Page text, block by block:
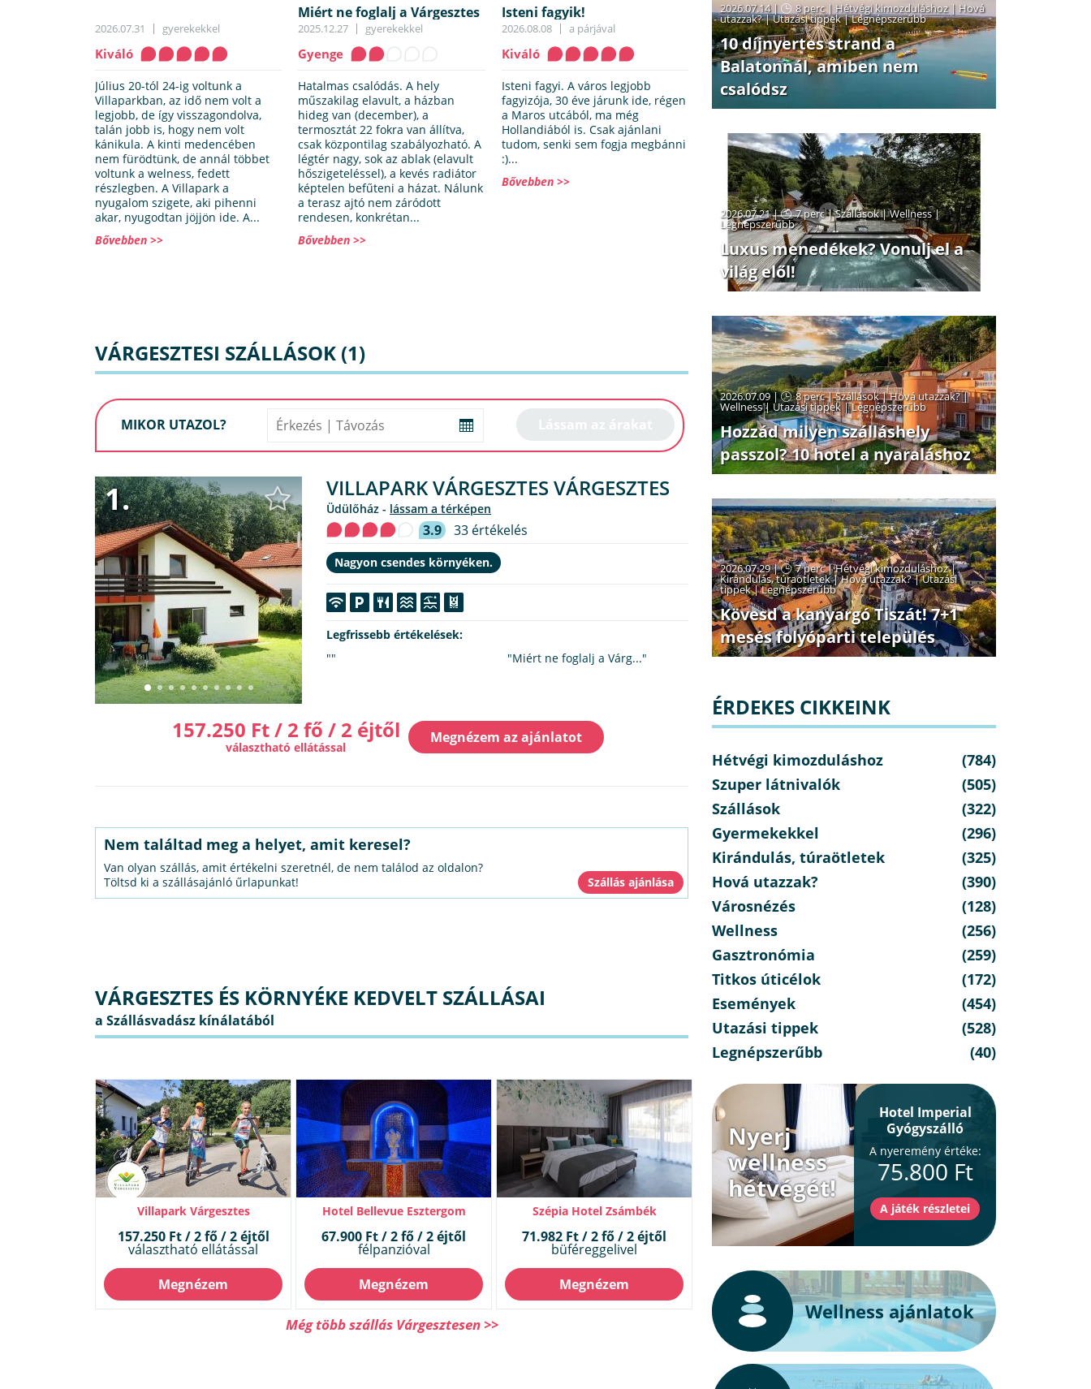
2026.07.31 gyerekekkel
Kiváló
Július 20-tól 24-ig voltunk a
Villaparkban, az idő nem volt a
legjobb, de így visszagondolva,
talán jobb is, hogy nem volt
kánikula. A kinti medencében
nem fürödtünk, de annál többet
voltunk a welness, fedett
részlegben. A Villapark a
nyugalom szigete, aki pihenni
akar, nyugodtan jöjjön ide. A...
Bővebben >>
Miért ne foglalj a Várgesztes
Villaparkban
2025.12.27 gyerekekkel
Gyenge
Hatalmas csalódás. A hely
műszakilag elavult, a házban
hideg van (december), a
termosztát 22 fokra van állítva,
csak központilag szabályozható. A
légtér nagy, sok az ablak (elavult
hőszigeteléssel), a kevés radiátor
képtelen befűteni a házat. Nálunk
a terasz ajtó nem záródott
rendesen, konkrétan...
Bővebben >>
Isteni fagyik!
2026.08.08 a párjával
Kiváló
Isteni fagyi. A város legjobb
fagyizója, 30 éve járunk ide, régen
a Maros utcából, ma még
Hollandiából is. Csak ajánlani
tudom, senki sem fogja megbánni
:)...
Bővebben >>
VÁRGESZTESI SZÁLLÁSOK (1)
MIKOR UTAZOL?
1. VILLAPARK VÁRGESZTES VÁRGESZTES
Üdülőház - lássam a térképen
3.9 33 értékelés
Nagyon csendes környéken.
Legfrissebb értékelések:
""
"Miért ne foglalj a Várg..."
157.250 Ft / 2 fő / 2 éjtől
választható ellátással
Megnézem az ajánlatot
Nem találtad meg a helyet, amit keresel?
Van olyan szállás, amit értékelni szeretnél, de nem találod az oldalon?
Töltsd ki a szállásajánló űrlapunkat!
VÁRGESZTES ÉS KÖRNYÉKE KEDVELT SZÁLLÁSAI
Villapark Várgesztes
157.250 Ft / 2 fő / 2 éjtől
választható ellátással
Megnézem
Hotel Bellevue Esztergom
67.900 Ft / 2 fő / 2 éjtől
félpanzióval
Megnézem
Szépia Hotel Zsámbék
71.982 Ft / 2 fő / 2 éjtől
büféreggelivel
Megnézem
Még több szállás Várgesztesen >>
2026.07.14 | 8 perc| Hétvégi kimozduláshoz| Hová
utazzak?|Utazási tippek|Legnépszerűbb
10 díjnyertes strand a
Balatonnál, amiben nem
csalódsz
2026.07.21 | 7 perc|Szállások|Wellness|
Legnépszerűbb
Luxus menedékek? Vonulj el a
világ elől!
2026.07.09 | 8 perc|Szállások|Hová utazzak?|
Wellness|Utazási tippek|Legnépszerűbb
Hozzád milyen szálláshely
passzol? 10 hotel a nyaraláshoz
2026.07.29 | 7 perc|Hétvégi kimozduláshoz|
Kirándulás, túraötletek|Hová utazzak?|Utazási
tippek|Legnépszerűbb
Kövesd a kanyargó Tiszát! 7+1
mesés folyóparti település
ÉRDEKES CIKKEINK
Hétvégi kimozduláshoz
(784)
Szuper látnivalók
(505)
Szállások
(322)
Gyermekekkel
(296)
Kirándulás, túraötletek
(325)
Hová utazzak?
(390)
Városnézés
(128)
Wellness
(256)
Gasztronómia
(259)
Titkos úticélok
(172)
Események
(454)
Utazási tippek
(528)
Legnépszerűbb
(40)
Nyerj
wellness
hétvégét!
Hotel Imperial
Gyógyszálló
A nyeremény értéke:
75.800 Ft
Wellness ajánlatok